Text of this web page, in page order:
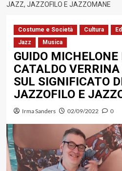
JAZZ, JAZZOFILO E JAZZOMANE
Costume e Società Cultura
Jazz
Musica
GUIDO MICHELONE
CATALDO
SUL SIGNIFICATO
JAZZOFILO E
Irma Sanders 02/09/2022 0